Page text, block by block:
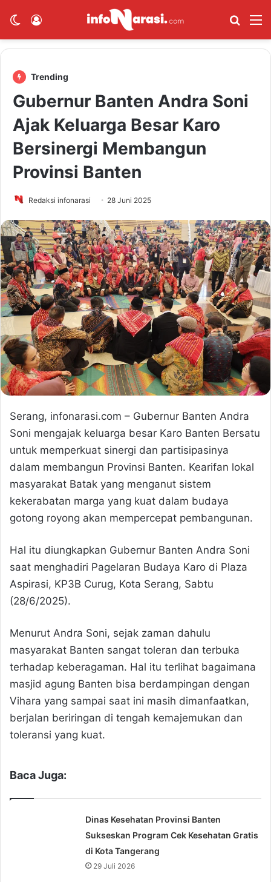
Switch skin Cari
Trending
Gubernur Banten Andra Soni
Ajak Keluarga Besar Karo
Bersinergi Membangun
Provinsi Banten
Redaksi infonarasi 28 Juni 2025
Serang, infonarasi.com – Gubernur Banten Andra
Soni mengajak keluarga besar Karo Banten Bersatu
untuk memperkuat sinergi dan partisipasinya
dalam membangun Provinsi Banten. Kearifan lokal
masyarakat Batak yang menganut sistem
kekerabatan marga yang kuat dalam budaya
gotong royong akan mempercepat pembangunan.
Hal itu diungkapkan Gubernur Banten Andra Soni
saat menghadiri Pagelaran Budaya Karo di Plaza
Aspirasi, KP3B Curug, Kota Serang, Sabtu
(28/6/2025).
Menurut Andra Soni, sejak zaman dahulu
masyarakat Banten sangat toleran dan terbuka
terhadap keberagaman. Hal itu terlihat bagaimana
masjid agung Banten bisa berdampingan dengan
Vihara yang sampai saat ini masih dimanfaatkan,
berjalan beriringan di tengah kemajemukan dan
toleransi yang kuat.
Baca Juga:
Dinas Kesehatan Provinsi Banten
Sukseskan Program Cek Kesehatan Gratis
di Kota Tangerang
29 Juli 2026